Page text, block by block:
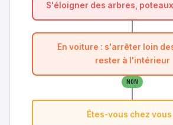
S'éloigner des arbres,
En voiture : s'arrêter loin
rester à l'intérieur
NON
Êtes-vous chez vous